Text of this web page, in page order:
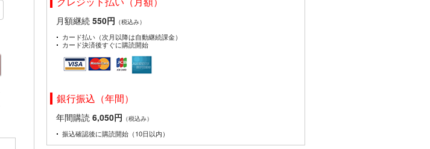
月額継続 550円 （税込み）
カード払い（次月以降は自動継続課金）
カード決済後すぐに購読開始
銀行振込（年間）
年間購読 6,050円 （税込み）
振込確認後に購読開始（10日以内）